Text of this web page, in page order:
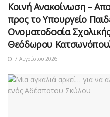
Κοινή Ανακοίνωση –
προς το Υπουργείο
Ονοματοδοσία
Θεόδωρου
7 Αυγούστου 2026